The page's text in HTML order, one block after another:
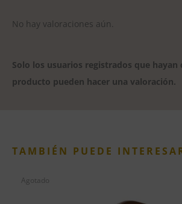
No hay valoraciones aún.
Solo los usuarios registrados que hayan
producto pueden hacer una valoración.
TAMBIÉN PUEDE
Agotado